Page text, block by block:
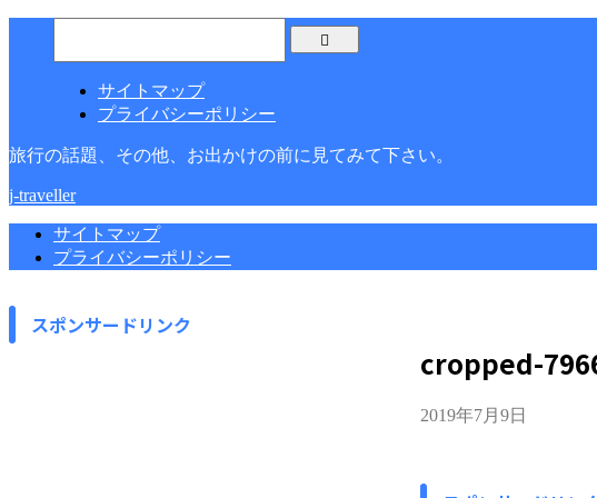
サイトマップ
プライバシーポリシー
旅行の話題、その他、お出かけの前に見てみて下さい。
j-traveller
サイトマップ
プライバシーポリシー
cropped-
2019年7月9日
スポンサードリンク